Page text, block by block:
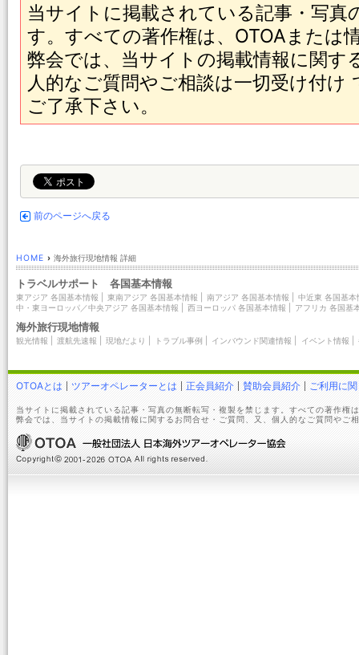
当サイトに掲載されている記事・写真
す。すべての著作権は、OTOAまたは
弊会では、当サイトの掲載情報に関す
人的なご質問やご相談は一切受け付
ご了承下さい。
前のページへ戻る
HOME › 海外旅行現地情報 詳細
トラベルサポート 各国基本情報
東アジア 各国基本情報 東南アジア 各国基本情報 南アジア 各国基本情報
中近東 各国基本
中・東ヨーロッパ／中央アジア 各国基本情報
西ヨーロッパ 各国基本情報 アフリカ 各国基
海外旅行現地情報
観光情報 渡航先速報 現地だより トラブル事例 インバウンド関連情報 イベント情報
OTOAとは ツアーオペレーターとは 正会員紹介 賛助会員紹介 ご利用に
当サイトに掲載されている記事・写真の無断転写・複製を禁じます。すべての著作権
弊会では、当サイトの掲載情報に関するお問合せ・ご質問、又、個人的なご質問やご